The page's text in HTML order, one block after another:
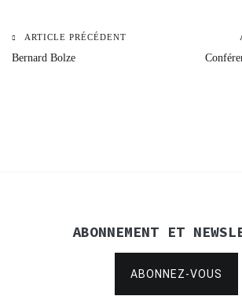
Navigation
ARTICLE PRÉCÉDENT
Bernard Bolze
ABONNEMENT ET
ABONNEZ-VOUS